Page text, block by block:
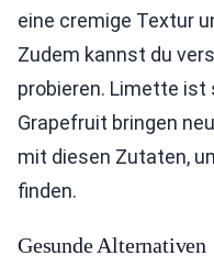
eine cremige Textur
Zudem kannst du
probieren. Limette ist
Grapefruit bringen
mit diesen Zutaten,
finden.
Gesunde Alternativen